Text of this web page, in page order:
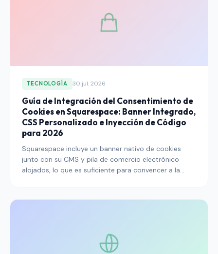
interpretado esos requisitos a lo largo del tiempo y
cómo el régimen interactúa con la Ley 25 de Quebec
y la modernización federal propuesta.
TECNOLOGÍA 30 jul. 2026
Guía de Integración del Consentimiento de
Cookies en Squarespace: Banner Integrado,
CSS Personalizado e Inyección de Código
para 2026
Squarespace incluye un banner nativo de cookies
junto con su CMS y pila de comercio electrónico
alojados, lo que es suficiente para convencer a la
lo está — la configuración predeterminada, los
Squarespace cumpla con GDPR, ePrivacy y los
regímenes regionales que se han alineado con ellos.